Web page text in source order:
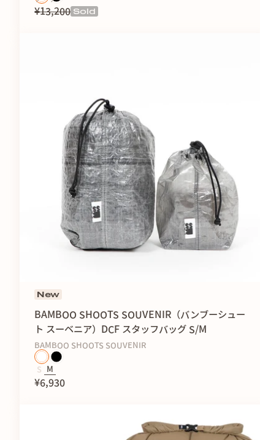
¥13,200 Sold
New
BAMBOO SHOOTS SOUVENIR（バンブーシュー
ト スーベニア）DCF スタッフバッグ S/M
BAMBOO SHOOTS SOUVENIR
S M
¥6,930